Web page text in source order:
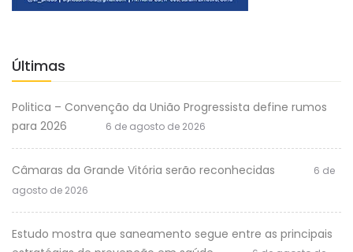
Últimas
Politica – Convenção da União Progressista define rumos
para 2026
6 de agosto de 2026
Câmaras da Grande Vitória serão reconhecidas
6 de
agosto de 2026
Estudo mostra que saneamento segue entre as principais